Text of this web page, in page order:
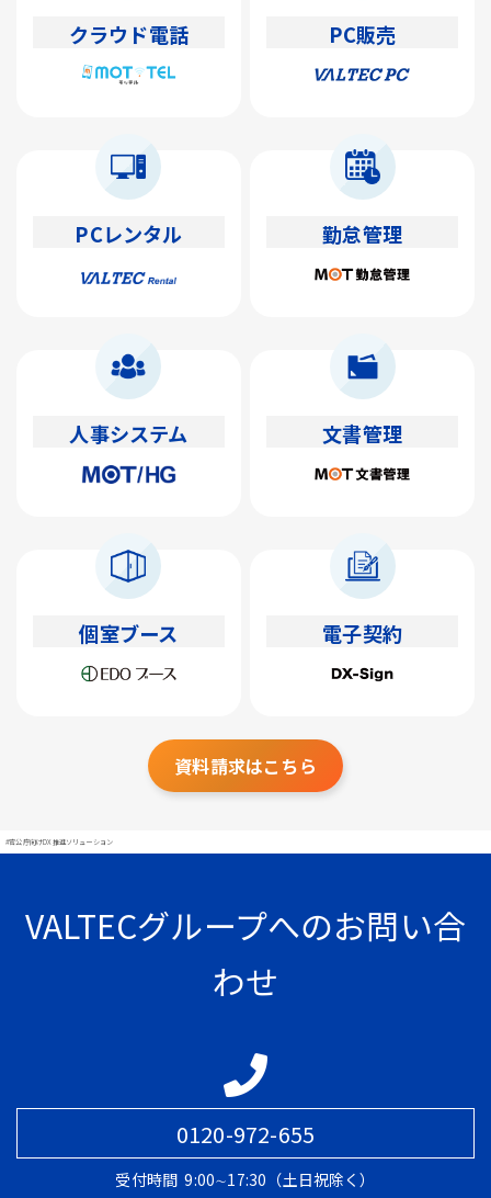
クラウド電話 PC販売
PCレンタル 勤怠管理
人事システム 文書管理
個室ブース 電子契約
資料請求はこちら
#官公庁向けDX推進ソリューション
VALTECグループへのお問い合
わせ
0120-972-655
受付時間 9:00∼17:30（土日祝除く）